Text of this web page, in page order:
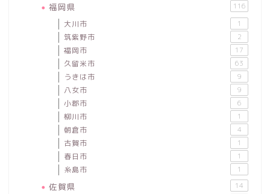
福岡県 116
大川市 1
筑紫野市 2
福岡市 17
久留米市 63
うきは市 9
八女市 9
小郡市 6
柳川市 1
朝倉市 4
古賀市 1
春日市 1
糸島市 1
佐賀県 14